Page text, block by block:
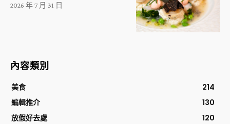
2026 年 7 月 31 日
內容類別
美食
214
編輯推介
130
放假好去處
120